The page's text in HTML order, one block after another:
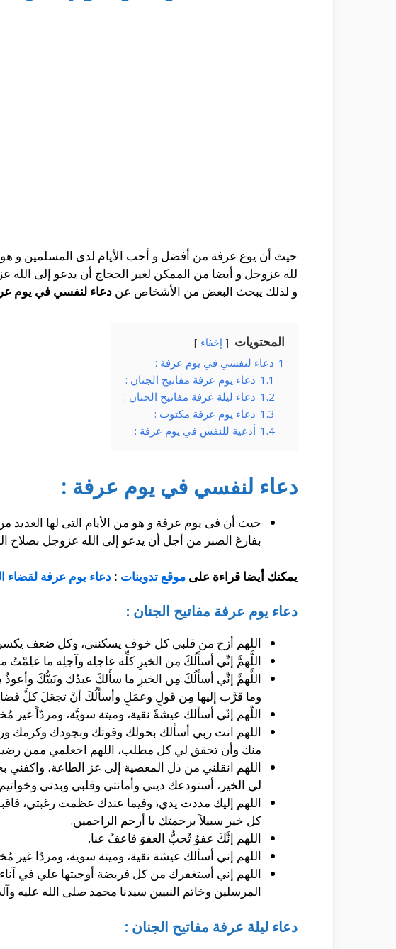
حيث أن يوع عرفة من أفضل و أحب الأيام لدى المسلمين و هو
لله عزوجل و أيضا من الممكن لغير الحجاج أن يدعو إلى الله
و لذلك يبحث البعض من الأشخاص عن دعاء لنفسي في يوم
المحتويات إخفاء
1 دعاء لنفسي في يوم عرفة :
1.1 دعاء يوم عرفة مفاتيح الجنان :
1.2 دعاء ليلة عرفة مفاتيح الجنان :
1.3 دعاء يوم عرفة مكتوب :
1.4 أدعية للنفس في يوم عرفة :
دعاء لنفسي في يوم عرفة :
حيث أن فى يوم عرفة و هو من الأيام التى لها العديد
بفارغ الصبر من أجل أن يدعو إلى الله عزوجل بصلاح
يمكنك أيضا قراءة على موقع تدوينات : دعاء يوم عرفة لقضاء
دعاء يوم عرفة مفاتيح الجنان :
اللهم أزح من قلبي كل خوف يسكنني، وكل ضعف
اللَّهمَّ إنِّي أسأَلُكَ مِن الخيرِ كلِّه عاجلِه وآجلِه ما علِمْتُ
اللَّهمَّ إنِّي أسأَلُكَ مِن الخيرِ ما سأَلكَ عبدُك ونَبيُّكَ
وما قرَّب إليها مِن قولٍ وعمَلٍ وأسأَلُكَ أنْ تجعَلَ كلَّ
اللّهم إنّي أسألك عيشةً نقية، وميتة سويَّة، ومردّاً غير
اللهم انت ربي أسألك بحولك وقوتك وبجودك وكرمك
منك وأن تحقق لي كل مطلب، اللهم اجعلمي ممن
اللهم انقلني من ذل المعصية إلى عز الطاعة،
لي الخير، أستودعك ديني وأمانتي وقلبي وبدني
اللهم إليك مددت يدي، وفيما عندك عظمت رغبتي،
كل خير سبيلاً برحمتك يا أرحم الراحمين.
اللهم إنَّكَ عفوٌ تُحبُّ العفوَ فاعفُ عنا.
اللهم إني أسألك عيشة نقية، وميتة سوية، ومردًا غير
اللهم إني أستغفرك من كل فريضة أوجبتها علي في
المرسلين وخاتم النبيين سيدنا محمد صلى الله عليه
دعاء ليلة عرفة مفاتيح الجنان :